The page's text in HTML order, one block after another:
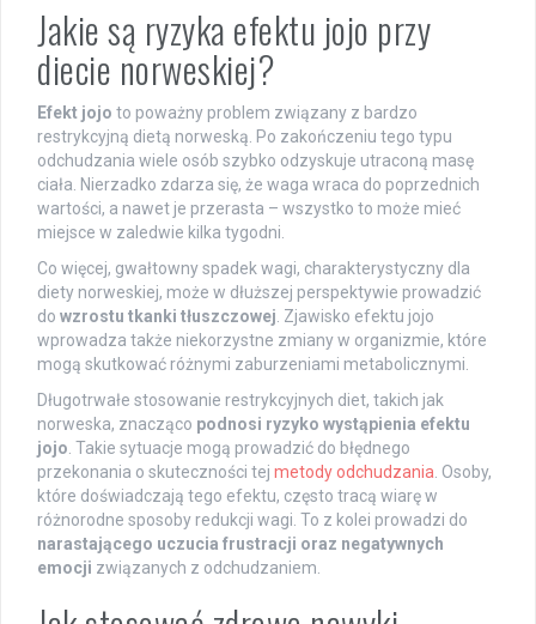
Jakie są ryzyka efektu jojo przy
diecie norweskiej?
Efekt jojo to poważny problem związany z bardzo
restrykcyjną dietą norweską. Po zakończeniu tego typu
odchudzania wiele osób szybko odzyskuje utraconą masę
ciała. Nierzadko zdarza się, że waga wraca do poprzednich
wartości, a nawet je przerasta – wszystko to może mieć
miejsce w zaledwie kilka tygodni.
Co więcej, gwałtowny spadek wagi, charakterystyczny dla
diety norweskiej, może w dłuższej perspektywie prowadzić
do wzrostu tkanki tłuszczowej . Zjawisko efektu jojo
wprowadza także niekorzystne zmiany w organizmie, które
mogą skutkować różnymi zaburzeniami metabolicznymi.
Długotrwałe stosowanie restrykcyjnych diet, takich jak
norweska, znacząco podnosi ryzyko wystąpienia efektu
jojo . Takie sytuacje mogą prowadzić do błędnego
przekonania o skuteczności tej metody odchudzania . Osoby,
które doświadczają tego efektu, często tracą wiarę w
różnorodne sposoby redukcji wagi. To z kolei prowadzi do
narastającego uczucia frustracji oraz negatywnych
emocji związanych z odchudzaniem.